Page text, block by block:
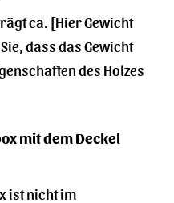
ca. [Hier Gewicht
dass das Gewicht
des Holzes
mit dem Deckel
ist nicht im